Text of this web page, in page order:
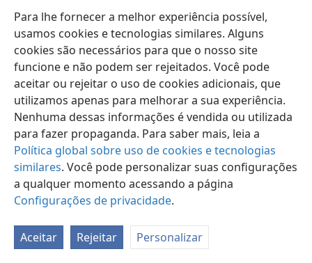
Para lhe fornecer a melhor experiência possível,
usamos cookies e tecnologias similares. Alguns
cookies são necessários para que o nosso site
funcione e não podem ser rejeitados. Você pode
aceitar ou rejeitar o uso de cookies adicionais, que
utilizamos apenas para melhorar a sua experiência.
Nenhuma dessas informações é vendida ou utilizada
para fazer propaganda. Para saber mais, leia a
Política global sobre uso de cookies e tecnologias
similares. Você pode personalizar suas configurações
a qualquer momento acessando a página
Configurações de privacidade.
Aceitar Rejeitar Personalizar
Português (Brasil) Preferências
Copyright© 2026 Watch Tower Bible and Tract Society of Pennsylvania
Termos de Uso
Política de Privacidade
Configurações de Privacidade
JW.ORG Login